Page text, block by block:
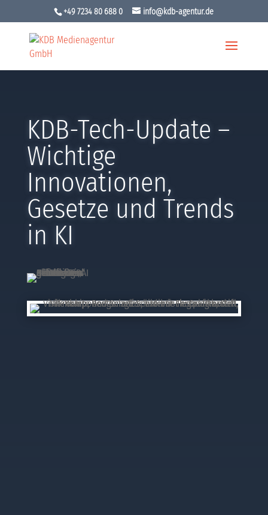
+49 7234 80 688 0 info@kdb-agentur.de
KDB-Tech-Update –
Wichtige
Innovationen,
Gesetze und Trends
in KI